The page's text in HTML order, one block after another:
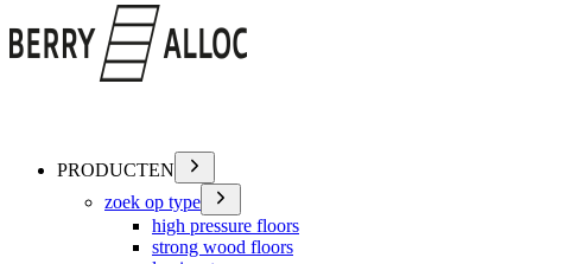
PRODUCTEN
zoek op type
high pressure floors
strong wood floors